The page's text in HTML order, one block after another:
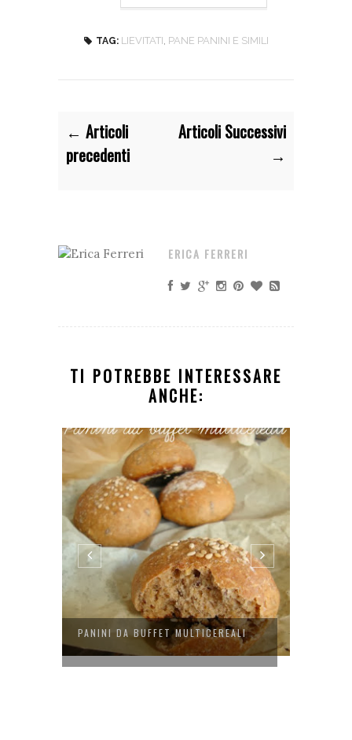
TAG: LIEVITATI PANE PANINI E SIMILI
← Articoli
precedenti
Articoli Successivi
→
ERICA FERRERI
TI POTREBBE INTERESSARE
ANCHE:
PANINI DA BUFFET MULTICEREALI